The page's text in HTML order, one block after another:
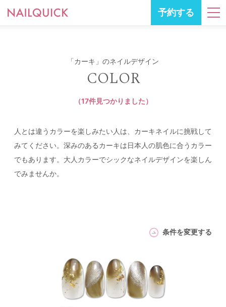
予約する
「カーキ」のネイルデザイン
COLOR
（17件見つかりました）
人とは違うカラーを楽しみたい人は、カーキネイルに挑戦して
みてください。深みのあるカーキは日本人の肌色に合うカラー
でもあります。大人カラーでシックなネイルデザインを楽しん
でみませんか。
条件を変更する